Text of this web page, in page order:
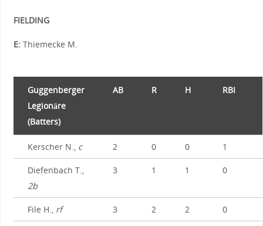
FIELDING
E:Thiemecke M.
Guggenberger
Legionäre
(Batters)
AB R H RBI
Kerscher N., c 2 0 0 1
Diefenbach T.,
2b
3 1 1 0
File H., rf 3 2 2 0